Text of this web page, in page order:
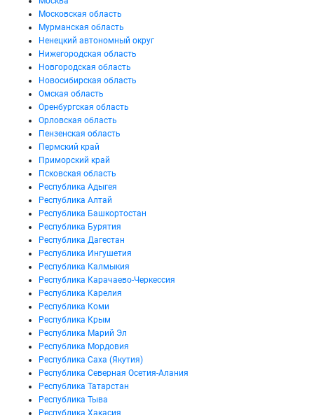
Московская область
Мурманская область
Ненецкий автономный округ
Нижегородская область
Новгородская область
Новосибирская область
Омская область
Оренбургская область
Орловская область
Пензенская область
Пермский край
Приморский край
Псковская область
Республика Адыгея
Республика Алтай
Республика Башкортостан
Республика Бурятия
Республика Дагестан
Республика Ингушетия
Республика Калмыкия
Республика Карачаево-Черкессия
Республика Карелия
Республика Коми
Республика Крым
Республика Марий Эл
Республика Мордовия
Республика Саха (Якутия)
Республика Северная Осетия-Алания
Республика Татарстан
Республика Тыва
Республика Хакасия